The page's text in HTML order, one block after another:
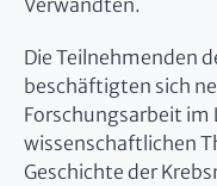
Verwandten.
Die Teilnehmenden
beschäftigten sich
Forschungsarbeit im
wissenschaftlichen
Geschichte der